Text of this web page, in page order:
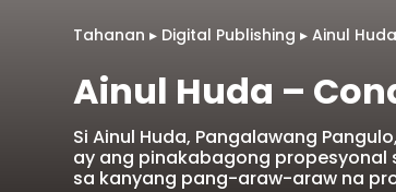
Tahanan ▸ Digital Publishing ▸ Ainul
Ainul Huda –
Si Ainul Huda, Pangalawang
ay ang pinakabagong
sa kanyang pang-araw-araw na